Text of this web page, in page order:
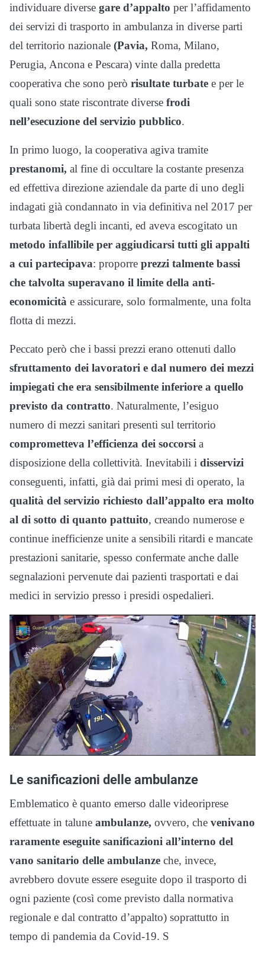
individuare diverse gare d’appalto per l’affidamento
dei servizi di trasporto in ambulanza in diverse parti
del territorio nazionale (Pavia, Roma, Milano,
Perugia, Ancona e Pescara) vinte dalla predetta
cooperativa che sono però risultate turbate e per le
quali sono state riscontrate diverse frodi
nell’esecuzione del servizio pubblico.
In primo luogo, la cooperativa agiva tramite
prestanomi, al fine di occultare la costante presenza
ed effettiva direzione aziendale da parte di uno degli
indagati già condannato in via definitiva nel 2017 per
turbata libertà degli incanti, ed aveva escogitato un
metodo infallibile per aggiudicarsi tutti gli appalti
a cui partecipava: proporre prezzi talmente bassi
che talvolta superavano il limite della anti-
economicità e assicurare, solo formalmente, una folta
flotta di mezzi.
Peccato però che i bassi prezzi erano ottenuti dallo
sfruttamento dei lavoratori e dal numero dei mezzi
impiegati che era sensibilmente inferiore a quello
previsto da contratto. Naturalmente, l’esiguo
numero di mezzi sanitari presenti sul territorio
comprometteva l’efficienza dei soccorsi a
disposizione della collettività. Inevitabili i disservizi
conseguenti, infatti, già dai primi mesi di operato, la
qualità del servizio richiesto dall’appalto era molto
al di sotto di quanto pattuito, creando numerose e
continue inefficienze unite a sensibili ritardi e mancate
prestazioni sanitarie, spesso confermate anche dalle
segnalazioni pervenute dai pazienti trasportati e dai
medici in servizio presso i presidi ospedalieri.
Le sanificazioni delle ambulanze
Emblematico è quanto emerso dalle videoriprese
effettuate in talune ambulanze, ovvero, che venivano
raramente eseguite sanificazioni all’interno del
vano sanitario delle ambulanze che, invece,
avrebbero dovute essere eseguite dopo il trasporto di
ogni paziente (così come previsto dalla normativa
regionale e dal contratto d’appalto) soprattutto in
tempo di pandemia da Covid-19. S